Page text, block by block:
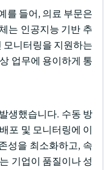
를 들어, 의료 부문은
는 인공지능 기반 추
모니터링을 지원하는
업무에 용이하게 통
생했습니다. 수동 방
포 및 모니터링에 이
성을 최소화하고, 속
기업이 품질이나 성